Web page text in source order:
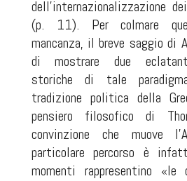
dell’internazionalizzazione
(p. 11). Per colmare
mancanza, il breve saggio di
di mostrare due
storiche di tale
tradizione politica della
pensiero filosofico di
convinzione che muove
particolare percorso è
momenti rappresentino